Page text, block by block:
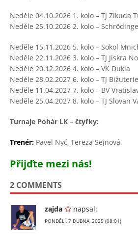
Neděle 04.10.2026 1. kolo – TJ Zikuda
Neděle 25.10.2026 2. kolo –
Neděle 15.11.2026 5. kolo – Sokol
Neděle 22.11.2026 3. kolo – TJ Jiskra
Neděle 20.12.2026 4. kolo – VK Dukla
Neděle 28.02.2027 6. kolo – TJ
Neděle 11.04.2027 7. kolo – BV
Neděle 25.04.2027 8. kolo – TJ Slovan
Turnaje Pohár LK – čtyřky:
Trenér: Pavel Nyč, Tereza Sejnová
Přijďte mezi nás!
2 COMMENTS
zajda napsal:
PONDĚLÍ, 7 DUBNA, 2025 (08:01)